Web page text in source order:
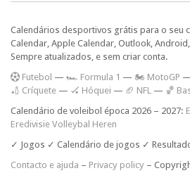
Calendários desportivos grátis para o seu
Calendar, Apple Calendar, Outlook,
Sempre atualizados, e sem criar conta.
Futebol — 🏎️ Formula 1 — 🏍 MotoGP
🏏 Críquete — 🏑 Hóquei — 🏈 NFL — 🏀
Calendário de voleibol época 2026 – 2027:
Eredivisie Volleybal Heren
✓ Jogos ✓ Calendário de jogos ✓
Contacto e ajuda – Privacy policy –